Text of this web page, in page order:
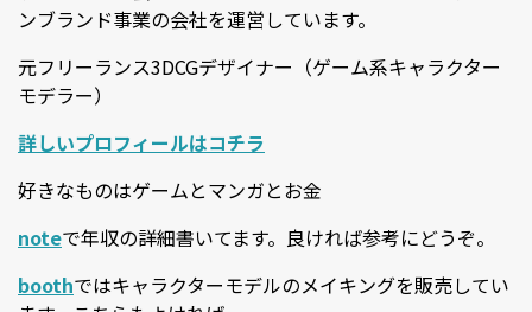
ンブランド事業の会社を運営しています。
元フリーランス3DCGデザイナー（ゲーム系キャラクター
モデラー）
詳しいプロフィールはコチラ
好きなものはゲームとマンガとお金
noteで年収の詳細書いてます。良ければ参考にどうぞ。
boothではキャラクターモデルのメイキングを販売してい